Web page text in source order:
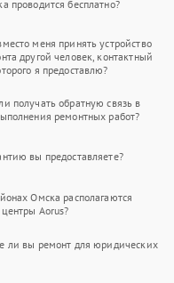
проводится бесплатно?
меня принять устройство
другой человек, контактный
я предоставлю?
получать обратную связь в
ремонтных работ?
вы предоставляете?
Омска располагаются
Aorus?
ли вы ремонт для юридических